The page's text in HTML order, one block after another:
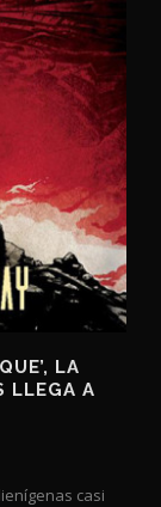
LA
LLEGA A
casi